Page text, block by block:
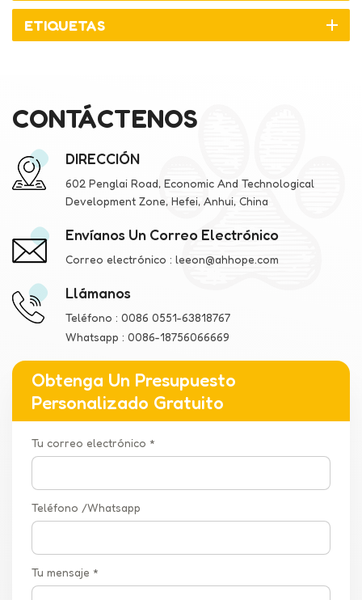
ETIQUETAS
CONTÁCTENOS
DIRECCIÓN
602 Penglai Road, Economic And Technological
Development Zone, Hefei, Anhui, China
Envíanos Un Correo Electrónico
Correo electrónico : leeon@ahhope.com
Llámanos
Teléfono : 0086 0551-63818767
Whatsapp : 0086-18756066669
Obtenga Un Presupuesto
Personalizado Gratuito
Tu correo electrónico *
Teléfono /Whatsapp
Tu mensaje *